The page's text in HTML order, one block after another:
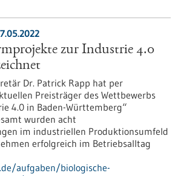
zur Industrie 4.0
Dr. Patrick Rapp hat per
Preisträger des Wettbewerbs
4.0 in Baden-Württemberg“
wurden acht
im industriellen Produktionsumfeld
erfolgreich im Betriebsalltag
aufgaben/biologische-